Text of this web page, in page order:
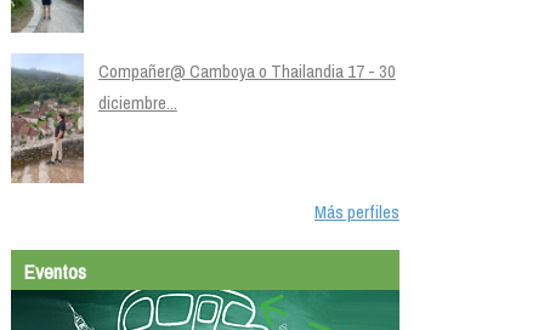
Compañer@ Camboya o Thailandia 17 - 30
diciembre...
Más perfiles
Eventos